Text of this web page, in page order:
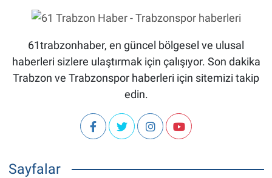
61trabzonhaber, en güncel bölgesel ve ulusal
haberleri sizlere ulaştırmak için çalışıyor. Son dakika
Trabzon ve Trabzonspor haberleri için sitemizi takip
edin.
Sayfalar